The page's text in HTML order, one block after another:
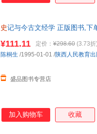
史记与今古文经学 正版图书,下
¥111.11 定价： ¥298.60 (3.73折
盛品图书专营店
陈桐生 /1995-01-01 /陕西人民教育
加入购物车 收藏